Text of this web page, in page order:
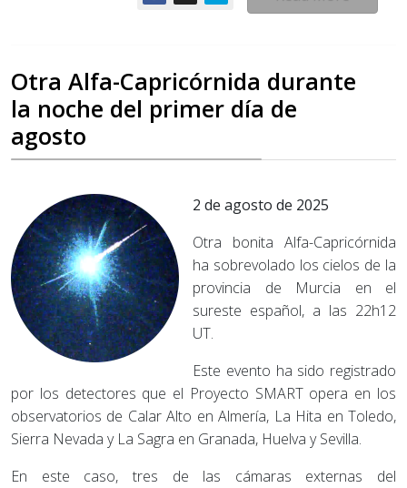
Otra Alfa-Capricórnida durante
la noche del primer día de
agosto
2 de agosto de 2025
Otra bonita Alfa-Capricórnida
ha sobrevolado los cielos de la
provincia de Murcia en el
sureste español, a las 22h12
UT.
Este evento ha sido registrado
por los detectores que el Proyecto SMART opera en los
observatorios de Calar Alto en Almería, La Hita en Toledo,
Sierra Nevada y La Sagra en Granada, Huelva y Sevilla.
En este caso, tres de las cámaras externas del